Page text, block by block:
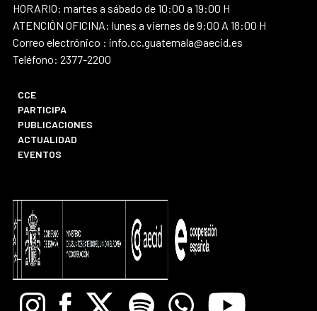
HORARIO: martes a sábado de 10:00 a 19:00 H
ATENCIÓN OFICINA: lunes a viernes de 9:00 A 18:00 H
Correo electrónico : info.cc.guatemala@aecid.es
Teléfono: 2377-2200
CCE
PARTICIPA
PUBLICACIONES
ACTUALIDAD
EVENTOS
InstagramFacebook
X Spotify WhatsappYoutube